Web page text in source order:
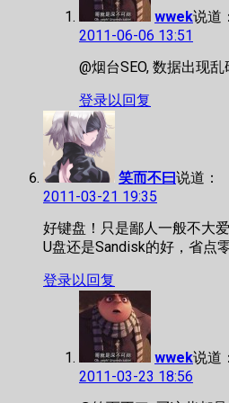
wwek说道：
2011-06-06 13:51
@烟台SEO, 数据出现
登录以回复
笑而不曰说道：
2011-03-21 19:35
好键盘！只是鄙人一般不大
U盘还是Sandisk的好，省点
登录以回复
wwek说道：
2011-03-23 18:56